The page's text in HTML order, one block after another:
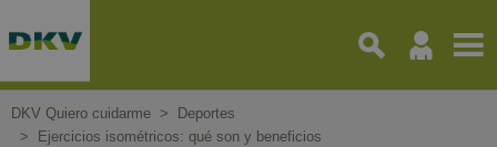
al
principal
DKV Quiero cuidarme
Deportes
Ejercicios isométricos: qué son y beneficios